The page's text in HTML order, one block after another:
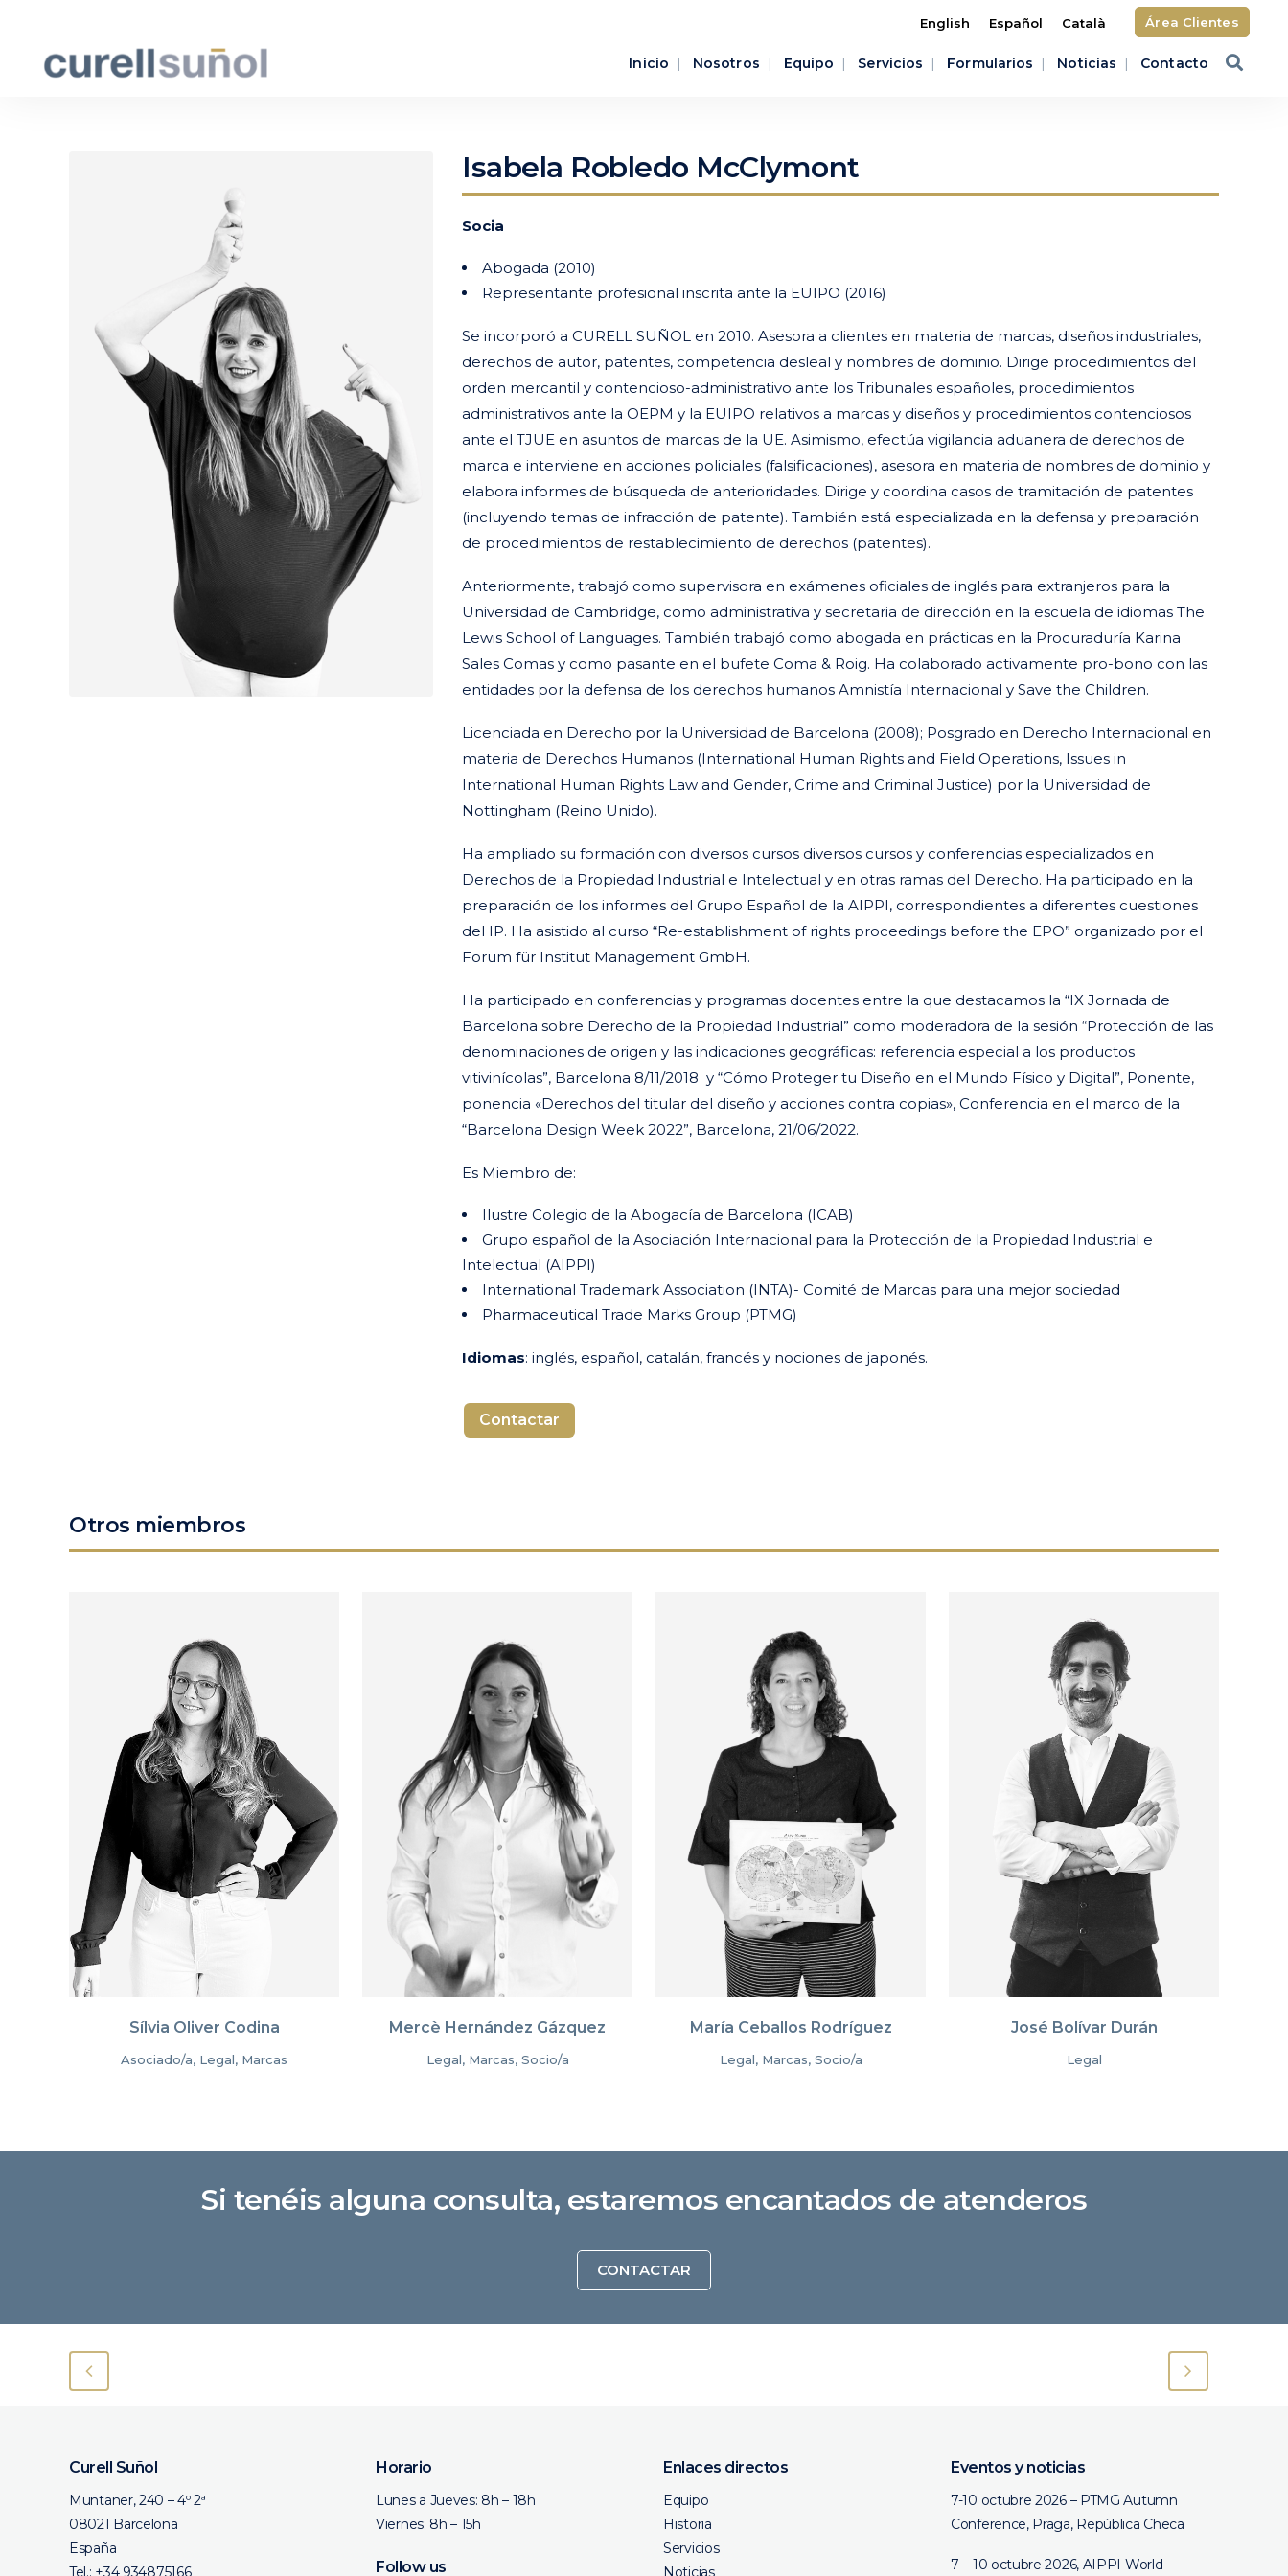
English Español Català Área Clientes
Inicio Nosotros Equipo Servicios Formularios Noticias Contacto
Isabela Robledo McClymont
Socia
Abogada (2010)
Representante profesional inscrita ante la EUIPO (2016)
Se incorporó a CURELL SUÑOL en 2010. Asesora a clientes en materia de marcas, diseños industriales,
derechos de autor, patentes, competencia desleal y nombres de dominio. Dirige procedimientos del
orden mercantil y contencioso-administrativo ante los Tribunales españoles, procedimientos
administrativos ante la OEPM y la EUIPO relativos a marcas y diseños y procedimientos contenciosos
ante el TJUE en asuntos de marcas de la UE. Asimismo, efectúa vigilancia aduanera de derechos de
marca e interviene en acciones policiales (falsificaciones), asesora en materia de nombres de dominio y
elabora informes de búsqueda de anterioridades. Dirige y coordina casos de tramitación de patentes
(incluyendo temas de infracción de patente). También está especializada en la defensa y preparación
de procedimientos de restablecimiento de derechos (patentes).
Anteriormente, trabajó como supervisora en exámenes oficiales de inglés para extranjeros para la
Universidad de Cambridge, como administrativa y secretaria de dirección en la escuela de idiomas The
Lewis School of Languages. También trabajó como abogada en prácticas en la Procuraduría Karina
Sales Comas y como pasante en el bufete Coma & Roig. Ha colaborado activamente pro-bono con las
entidades por la defensa de los derechos humanos Amnistía Internacional y Save the Children.
Licenciada en Derecho por la Universidad de Barcelona (2008); Posgrado en Derecho Internacional en
materia de Derechos Humanos (International Human Rights and Field Operations, Issues in
International Human Rights Law and Gender, Crime and Criminal Justice) por la Universidad de
Nottingham (Reino Unido).
Ha ampliado su formación con diversos cursos diversos cursos y conferencias especializados en
Derechos de la Propiedad Industrial e Intelectual y en otras ramas del Derecho. Ha participado en la
preparación de los informes del Grupo Español de la AIPPI, correspondientes a diferentes cuestiones
del IP. Ha asistido al curso “Re-establishment of rights proceedings before the EPO” organizado por el
Forum für Institut Management GmbH.
Ha participado en conferencias y programas docentes entre la que destacamos la “IX Jornada de
Barcelona sobre Derecho de la Propiedad Industrial” como moderadora de la sesión “Protección de las
denominaciones de origen y las indicaciones geográficas: referencia especial a los productos
vitivinícolas”, Barcelona 8/11/2018 y “Cómo Proteger tu Diseño en el Mundo Físico y Digital”, Ponente,
ponencia «Derechos del titular del diseño y acciones contra copias», Conferencia en el marco de la
“Barcelona Design Week 2022”, Barcelona, 21/06/2022.
Es Miembro de:
Ilustre Colegio de la Abogacía de Barcelona (ICAB)
Grupo español de la Asociación Internacional para la Protección de la Propiedad Industrial e
Intelectual (AIPPI)
International Trademark Association (INTA)- Comité de Marcas para una mejor sociedad
Pharmaceutical Trade Marks Group (PTMG)
Idiomas: inglés, español, catalán, francés y nociones de japonés.
Contactar
Otros miembros
Sílvia Oliver Codina
Asociado/a, Legal, Marcas
Mercè Hernández Gázquez
Legal, Marcas, Socio/a
María Ceballos Rodríguez
Legal, Marcas, Socio/a
José Bolívar Durán
Legal
Si tenéis alguna consulta, estaremos encantados de atenderos
CONTACTAR
Curell Suñol
Muntaner, 240 – 4º 2ª
08021 Barcelona
España
Tel.: +34 934875166
Horario
Lunes a Jueves: 8h – 18h
Viernes: 8h – 15h
Follow us
Enlaces directos
Equipo
Historia
Servicios
Noticias
Eventos y noticias
7-10 octubre 2026 – PTMG Autumn
Conference, Praga, República Checa
7 – 10 octubre 2026, AIPPI World